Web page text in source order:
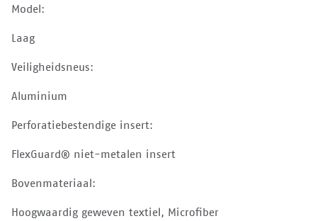
Model:
Laag
Veiligheidsneus:
Aluminium
Perforatiebestendige insert:
FlexGuard® niet-metalen insert
Bovenmateriaal:
Hoogwaardig geweven textiel, Microfiber